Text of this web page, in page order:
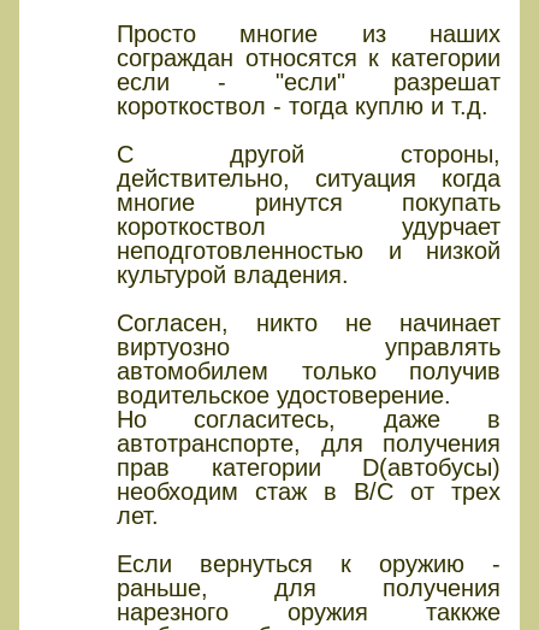
Просто многие из наших
сограждан относятся к категории
если - "если" разрешат
короткоствол - тогда куплю и т.д.
С другой стороны,
действительно, ситуация когда
многие ринутся покупать
короткоствол удурчает
неподготовленностью и низкой
культурой владения.
Согласен, никто не начинает
виртуозно управлять
автомобилем только получив
водительское удостоверение.
Но согласитесь, даже в
автотранспорте, для получения
прав категории D(автобусы)
необходим стаж в B/С от трех
лет.
Если вернуться к оружию -
раньше, для получения
нарезного оружия таккже